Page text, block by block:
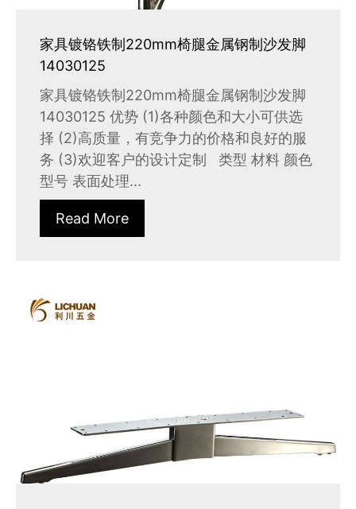
家具镀铬铁制220mm椅腿金属钢制沙发脚
14030125
家具镀铬铁制220mm椅腿金属钢制沙发脚
14030125 优势 (1)各种颜色和大小可供选
择 (2)高质量，有竞争力的价格和良好的服
务 (3)欢迎客户的设计定制 类型 材料 颜色
型号 表面处理...
Read More